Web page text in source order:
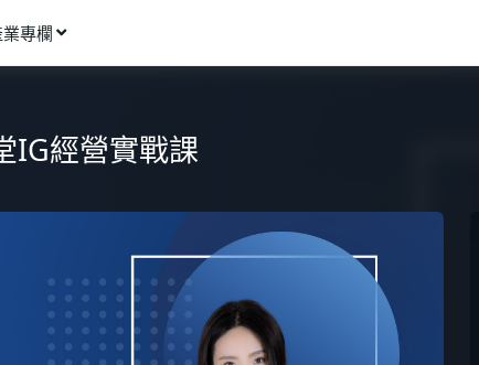
專欄
像動畫
計應用
康生活
IG經營實戰課